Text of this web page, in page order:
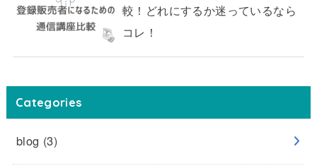
較！どれにするか迷っているなら
コレ！
Categories
blog (3)